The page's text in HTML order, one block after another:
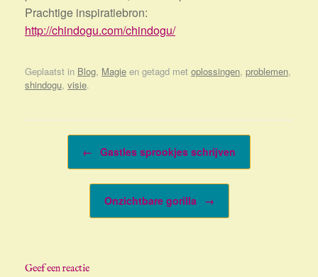
Prachtige inspiratiebron:
http://chindogu.com/chindogu/
Geplaatst in Blog, Magie en getagd met oplossingen, problemen,
shindogu, visie.
← Gastles sprookjes schrijven
Onzichtbare gorilla →
Geef een reactie